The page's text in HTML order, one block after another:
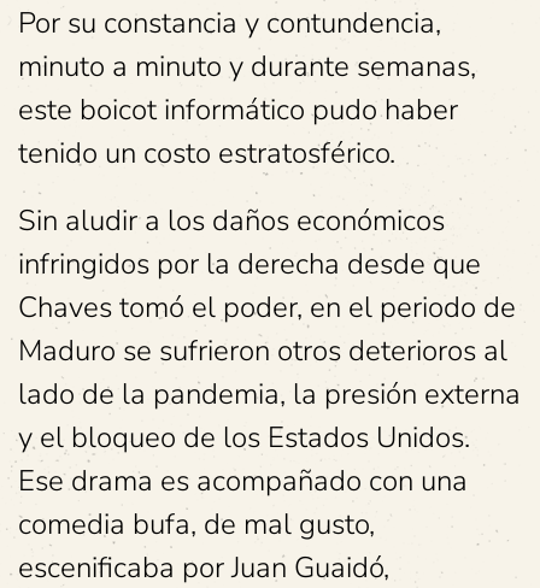
Por su constancia y contundencia,
minuto a minuto y durante semanas,
este boicot informático pudo haber
tenido un costo estratosférico.
Sin aludir a los daños económicos
infringidos por la derecha desde que
Chaves tomó el poder, en el periodo de
Maduro se sufrieron otros deterioros al
lado de la pandemia, la presión externa
y el bloqueo de los Estados Unidos.
Ese drama es acompañado con una
comedia bufa, de mal gusto,
escenificaba por Juan Guaidó,